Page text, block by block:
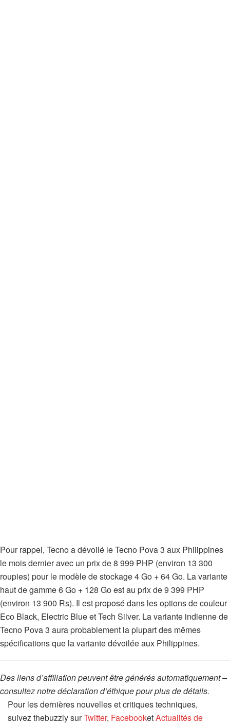
Pour rappel, Tecno a dévoilé le Tecno Pova 3 aux Philippines
le mois dernier avec un prix de 8 999 PHP (environ 13 300
roupies) pour le modèle de stockage 4 Go + 64 Go. La variante
haut de gamme 6 Go + 128 Go est au prix de 9 399 PHP
(environ 13 900 Rs). Il est proposé dans les options de couleur
Eco Black, Electric Blue et Tech Silver. La variante indienne de
Tecno Pova 3 aura probablement la plupart des mêmes
spécifications que la variante dévoilée aux Philippines.
Des liens d’affiliation peuvent être générés automatiquement –
consultez notre déclaration d’éthique pour plus de détails.
Pour les dernières nouvelles et critiques techniques,
suivez thebuzzly surTwitter, FacebooketActualités de